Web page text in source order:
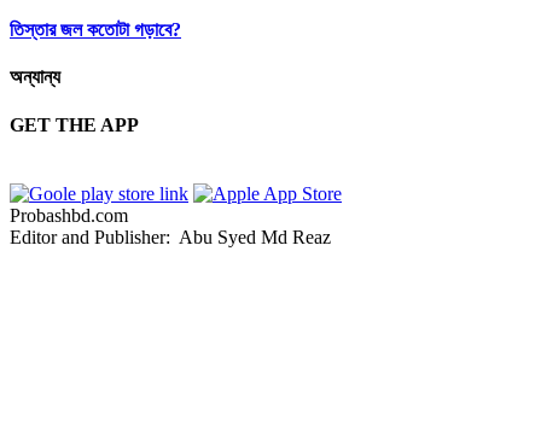
তিস্তার জল কতোটা গড়াবে?
অন্যান্য
GET THE APP
Probashbd.com
Editor and Publisher: Abu Syed Md Reaz